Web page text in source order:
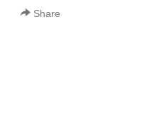
Share